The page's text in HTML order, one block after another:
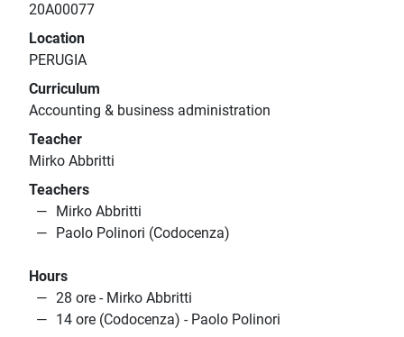
20A00077
Location
PERUGIA
Curriculum
Accounting & business administration
Teacher
Mirko Abbritti
Teachers
Mirko Abbritti
Paolo Polinori (Codocenza)
Hours
28 ore - Mirko Abbritti
14 ore (Codocenza) - Paolo Polinori